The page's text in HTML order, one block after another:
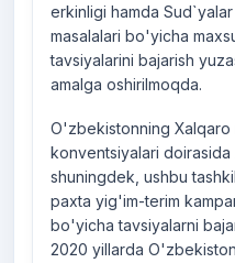
erkinligi hamda
masalalari bo'yicha
tavsiyalarini bajarish
amalga oshirilmoqda.
O'zbekistonning Xalqaro
konventsiyalari doirasida
shuningdek, ushbu
paxta yig'im-terim
bo'yicha tavsiyalarni
2020 yillarda